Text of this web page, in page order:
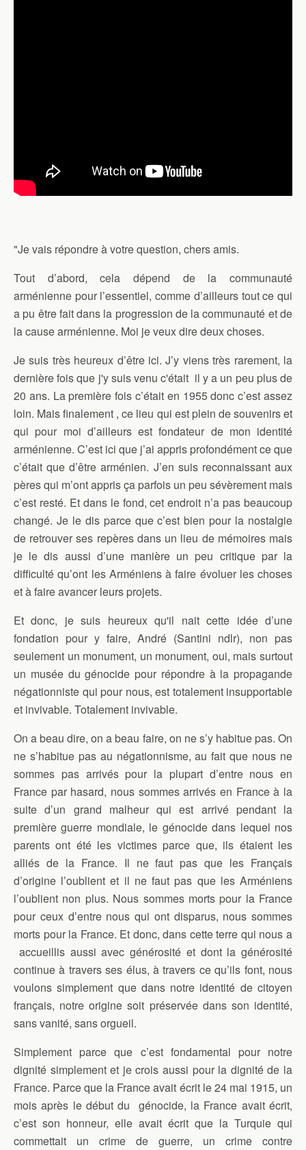
"Je vais répondre à votre question, chers amis.
Tout d’abord, cela dépend de la communauté
arménienne pour l’essentiel, comme d’ailleurs tout ce qui
a pu être fait dans la progression de la communauté et de
la cause arménienne. Moi je veux dire deux choses.
Je suis très heureux d’être ici. J’y viens très rarement, la
dernière fois que j'y suis venu c'était il y a un peu plus de
20 ans. La première fois c’était en 1955 donc c’est assez
loin. Mais finalement , ce lieu qui est plein de souvenirs et
qui pour moi d’ailleurs est fondateur de mon identité
arménienne. C’est ici que j’ai appris profondément ce que
c’était que d’être arménien. J’en suis reconnaissant aux
pères qui m’ont appris ça parfois un peu sévèrement mais
c’est resté. Et dans le fond, cet endroit n’a pas beaucoup
changé. Je le dis parce que c’est bien pour la nostalgie
de retrouver ses repères dans un lieu de mémoires mais
je le dis aussi d’une manière un peu critique par la
difficulté qu’ont les Arméniens à faire évoluer les choses
et à faire avancer leurs projets.
Et donc, je suis heureux qu'il nait cette idée d’une
fondation pour y faire, André (Santini ndlr), non pas
seulement un monument, un monument, oui, mais surtout
un musée du génocide pour répondre à la propagande
négationniste qui pour nous, est totalement insupportable
et invivable. Totalement invivable.
On a beau dire, on a beau faire, on ne s’y habitue pas. On
ne s’habitue pas au négationnisme, au fait que nous ne
sommes pas arrivés pour la plupart d’entre nous en
France par hasard, nous sommes arrivés en France à la
suite d’un grand malheur qui est arrivé pendant la
première guerre mondiale, le génocide dans lequel nos
parents ont été les victimes parce que, ils étaient les
alliés de la France. Il ne faut pas que les Français
d’origine l’oublient et il ne faut pas que les Arméniens
l’oublient non plus. Nous sommes morts pour la France
pour ceux d’entre nous qui ont disparus, nous sommes
morts pour la France. Et donc, dans cette terre qui nous a
accueillis aussi avec générosité et dont la générosité
continue à travers ses élus, à travers ce qu’ils font, nous
voulons simplement que dans notre identité de citoyen
français, notre origine soit préservée dans son identité,
sans vanité, sans orgueil.
Simplement parce que c’est fondamental pour notre
dignité simplement et je crois aussi pour la dignité de la
France. Parce que la France avait écrit le 24 mai 1915, un
mois après le début du génocide, la France avait écrit,
c’est son honneur, elle avait écrit que la Turquie qui
commettait un crime de guerre, un crime contre